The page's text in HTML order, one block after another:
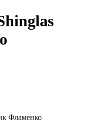
Фламенко